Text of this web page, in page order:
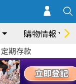
購物情報
定期存款